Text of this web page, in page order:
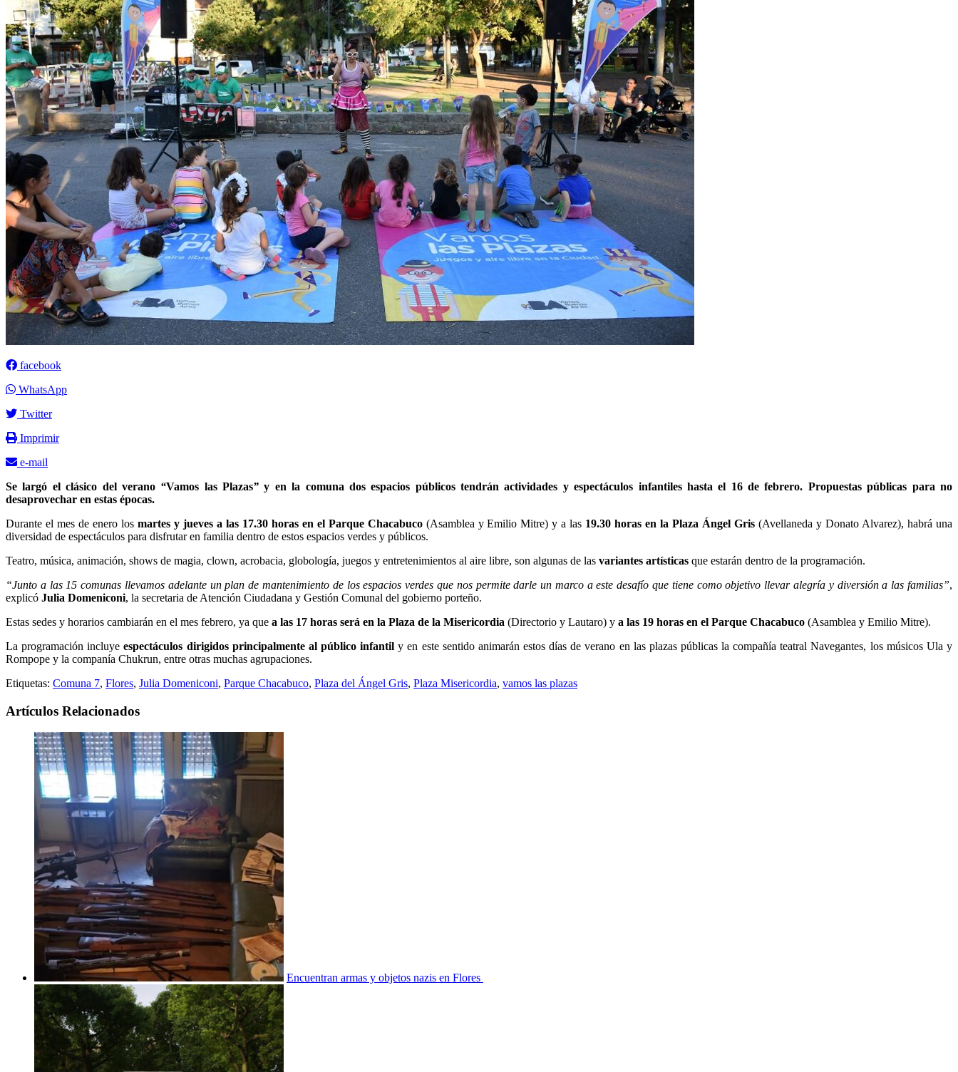
facebook
WhatsApp
Twitter
Imprimir
e-mail
Se largó el clásico del verano “Vamos las Plazas” y en la comuna dos espacios públicos tendrán actividades y espectáculos infantiles hasta el 16 de febrero. Propuestas públicas para no
desaprovechar en estas épocas.
Durante el mes de enero losmartes y jueves a las 17.30 horas en el Parque Chacabuco(Asamblea y Emilio Mitre) y a las 19.30 horas en la Plaza Ángel Gris (Avellaneda y Donato Alvarez), habrá una
diversidad de espectáculos para disfrutar en familia dentro de estos espacios verdes y públicos.
Teatro, música, animación, shows de magia, clown, acrobacia, globología, juegos y entretenimientos al aire libre, son algunas de las variantes artísticas que estarán dentro de la programación.
“Junto a las 15 comunas llevamos adelante un plan de mantenimiento de los espacios verdes que nos permite darle un marco a este desafío que tiene como objetivo llevar alegría y diversión a las familias”,
explicó Julia Domeniconi, la secretaria de Atención Ciudadana y Gestión Comunal del gobierno porteño.
Estas sedes y horarios cambiarán en el mes febrero, ya que a las 17 horas será en la Plaza de la Misericordia (Directorio y Lautaro) y a las 19 horas en el Parque Chacabuco (Asamblea y Emilio Mitre).
La programación incluyeespectáculos dirigidos principalmente al público infantil y en este sentido animarán estos días de verano en las plazas públicas la compañía teatral Navegantes, los músicos Ula y
Rompope y la companía Chukrun, entre otras muchas agrupaciones.
Etiquetas: Comuna 7, Flores, Julia Domeniconi, Parque Chacabuco, Plaza del Ángel Gris, Plaza Misericordia, vamos las plazas
Artículos Relacionados
Encuentran armas y objetos nazis en Flores